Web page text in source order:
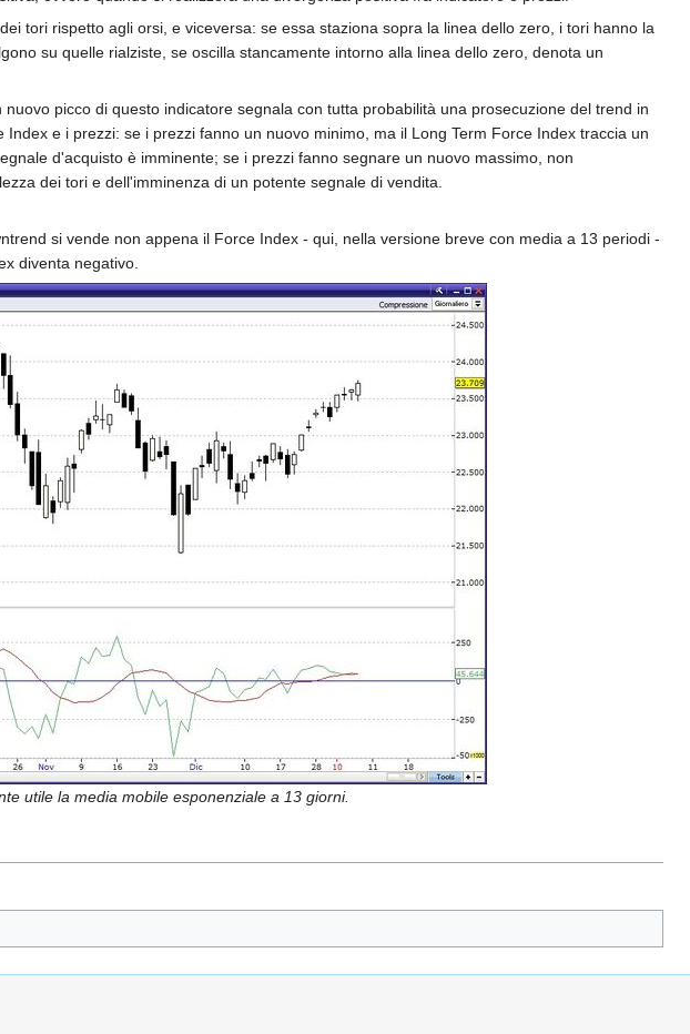
tori rispetto agli orsi, e viceversa: se essa staziona sopra la linea dello zero, i tori hanno la
su quelle rialziste, se oscilla stancamente intorno alla linea dello zero, denota un
picco di questo indicatore segnala con tutta probabilità una prosecuzione del trend in
e i prezzi: se i prezzi fanno un nuovo minimo, ma il Long Term Force Index traccia un
d'acquisto è imminente; se i prezzi fanno segnare un nuovo massimo, non
dei tori e dell'imminenza di un potente segnale di vendita.
si vende non appena il Force Index - qui, nella versione breve con media a 13 periodi -
diventa negativo.
utile la media mobile esponenziale a 13 giorni.